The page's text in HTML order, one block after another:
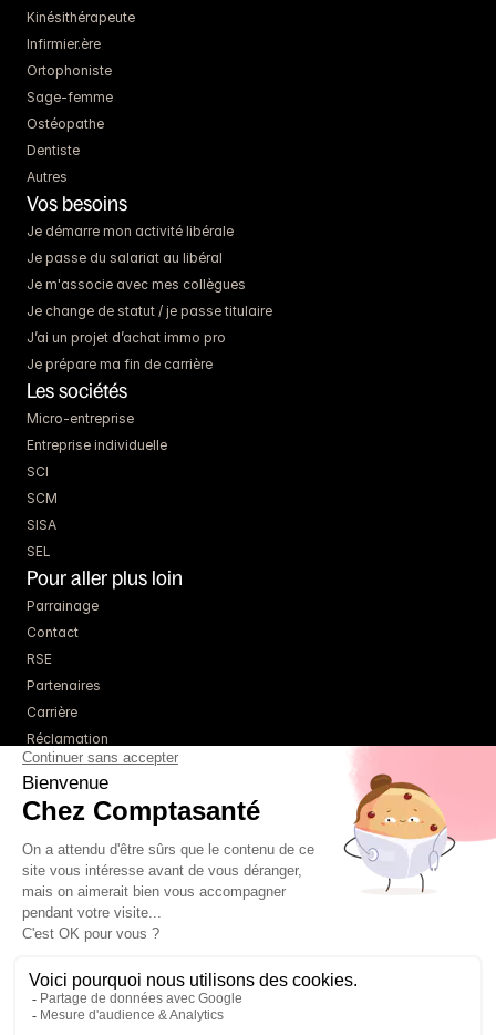
Kinésithérapeute
Infirmier.ère
Ortophoniste
Sage-femme
Ostéopathe
Dentiste
Autres
Vos besoins
Je démarre mon activité libérale
Je passe du salariat au libéral
Je m'associe avec mes collègues
Je change de statut / je passe titulaire
J’ai un projet d’achat immo pro
Je prépare ma fin de carrière
Les sociétés
Micro-entreprise
Entreprise individuelle
SCI
SCM
SISA
SEL
Pour aller plus loin
Parrainage
Contact
RSE
Partenaires
Carrière
Réclamation
Ressources
Blog
Guides
Webinaires
Simulateurs
À propos
Tarifs
01 85 09 22 86
FAQ